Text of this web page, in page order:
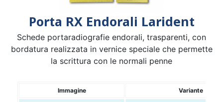
Porta RX Endorali Larident
Schede portaradiografie endorali, trasparenti, con
bordatura realizzata in vernice speciale che permette
la scrittura con le normali penne
Immagine Variante